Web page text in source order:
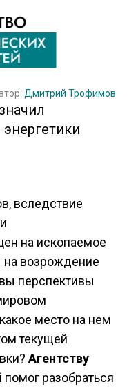
Дмитрий Трофимов
вследствие
на ископаемое
возрождение
перспективы
место на нем
текущей
Агентству
помог разобраться